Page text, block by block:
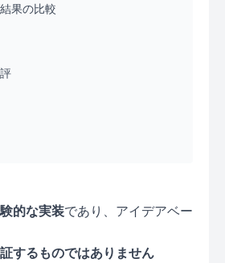
果の比較
的な実装であり、アイデアベー
するものではありません